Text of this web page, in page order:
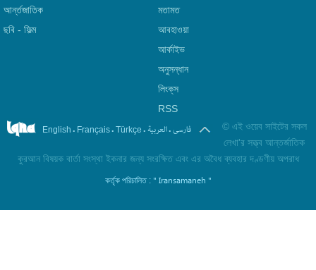
আর্ন্তজাতিক
ছবি‎ - ফিল্ম
মতামত
আবহাওয়া
আর্কাইভ
অনুসন্ধান
লিংক্‌স
RSS
English . Français. Türkçe . العربیة.فارسی © এই ওয়েব সাইটের সকল
লেখা'র সত্ত্ব আন্তর্জাতিক
কুরআন বিষয়ক বার্তা সংস্থা ইকনার জন্য সংরক্ষিত এবং এর অবৈধ ব্যবহার দণ্ডণীয় অপরাধ
কর্তৃক পরিচালিত : " Iransamaneh "